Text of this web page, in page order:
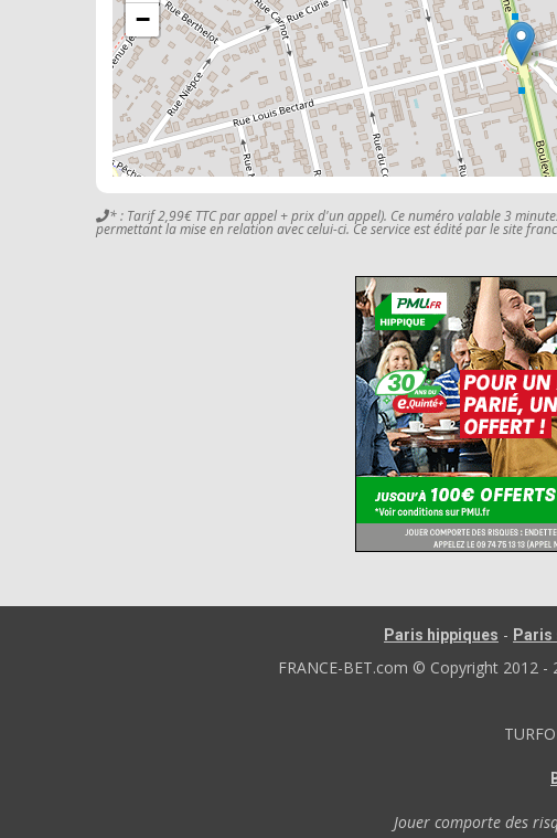
−
* : Tarif 2,99€ TTC par appel + prix d'un appel). Ce numéro valable 3
permettant la mise en relation avec celui-ci. Ce service est édité par le site
Paris hippiques -
FRANCE-BET.com © Copyright 2012
Jouer comporte des